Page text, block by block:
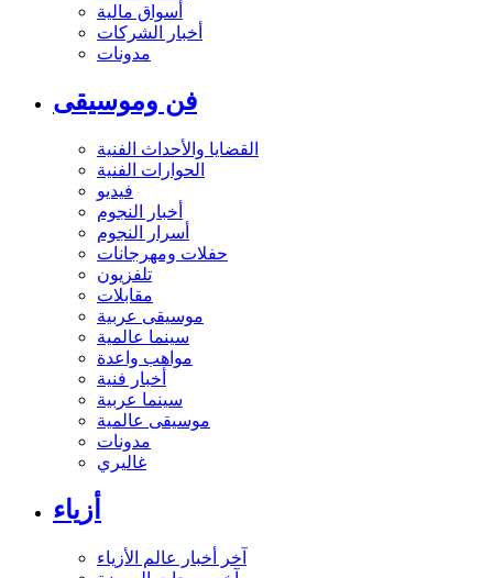
أسواق مالية
أخبار الشركات
مدونات
فن وموسيقى
القضايا والأحداث الفنية
الحوارات الفنية
فيديو
أخبار النجوم
أسرار النجوم
حفلات ومهرجانات
تلفزيون
مقابلات
موسيقى عربية
سينما عالمية
مواهب واعدة
أخبار فنية
سينما عربية
موسيقى عالمية
مدونات
غاليري
أزياء
آخر أخبار عالم الأزياء